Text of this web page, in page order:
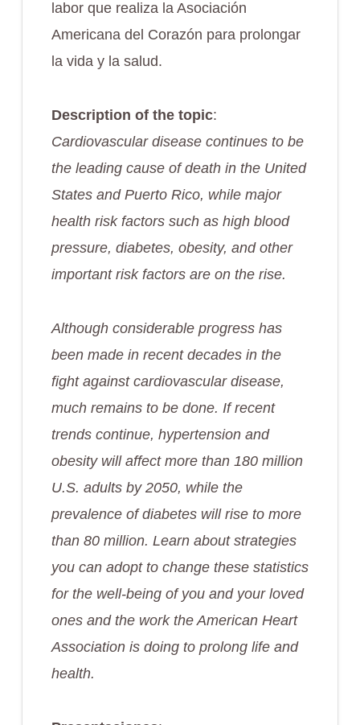
labor que realiza la Asociación
Americana del Corazón para prolongar
la vida y la salud.
Description of the topic:
Cardiovascular disease continues to be
the leading cause of death in the United
States and Puerto Rico, while major
health risk factors such as high blood
pressure, diabetes, obesity, and other
important risk factors are on the rise.
Although considerable progress has
been made in recent decades in the
fight against cardiovascular disease,
much remains to be done. If recent
trends continue, hypertension and
obesity will affect more than 180 million
U.S. adults by 2050, while the
prevalence of diabetes will rise to more
than 80 million. Learn about strategies
you can adopt to change these statistics
for the well-being of you and your loved
ones and the work the American Heart
Association is doing to prolong life and
health.